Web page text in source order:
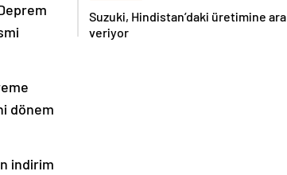
dönem
indirim
Suzuki, Hindistan’daki üretimine ara
veriyor